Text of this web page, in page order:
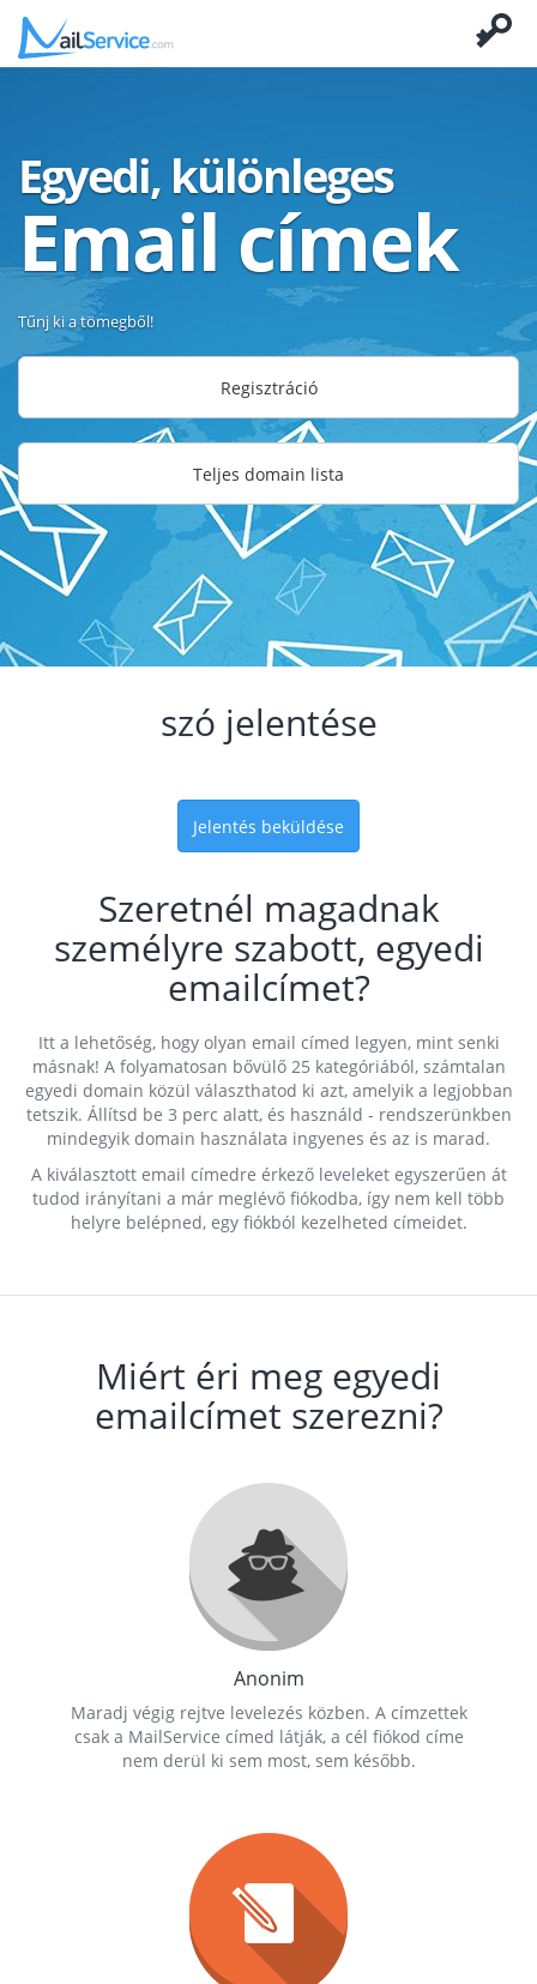
Egyedi, különleges
Email címek
Tűnj ki a tömegből!
Regisztráció
Teljes domain lista
szó jelentése
Jelentés beküldése
Szeretnél magadnak
személyre szabott, egyedi
emailcímet?
Itt a lehetőség, hogy olyan email címed legyen, mint senki
másnak! A folyamatosan bővülő 25 kategóriából, számtalan
egyedi domain közül választhatod ki azt, amelyik a legjobban
tetszik. Állítsd be 3 perc alatt, és használd - rendszerünkben
mindegyik domain használata ingyenes és az is marad.
A kiválasztott email címedre érkező leveleket egyszerűen át
tudod irányítani a már meglévő fiókodba, így nem kell több
helyre belépned, egy fiókból kezelheted címeidet.
Miért éri meg egyedi
emailcímet szerezni?
Anonim
Maradj végig rejtve levelezés közben. A címzettek
csak a MailService címed látják, a cél fiókod címe
nem derül ki sem most, sem később.